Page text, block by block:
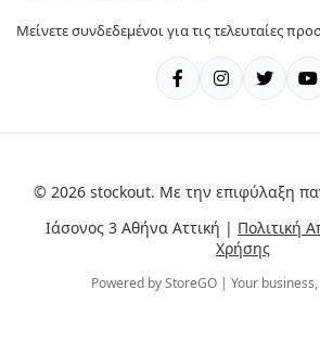
Μείνετε συνδεδεμένοι για τις τελευταίες
© 2026 stockout. Με την επιφύλαξη
Ιάσονος 3 Αθήνα Αττική | Πολιτική
Χρήσης
Powered by StoreGO | Your